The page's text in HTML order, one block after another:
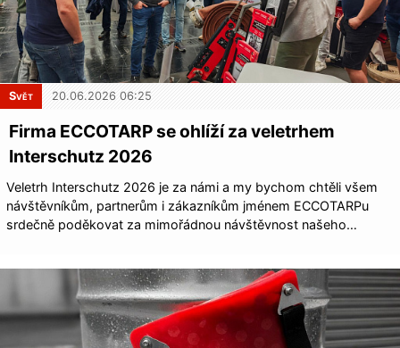
Svět 20.06.2026 06:25
Firma ECCOTARP se ohlíží za veletrhem
Interschutz 2026
Veletrh Interschutz 2026 je za námi a my bychom chtěli všem
návštěvníkům, partnerům i zákazníkům jménem ECCOTARPu
srdečně poděkovat za mimořádnou návštěvnost našeho…